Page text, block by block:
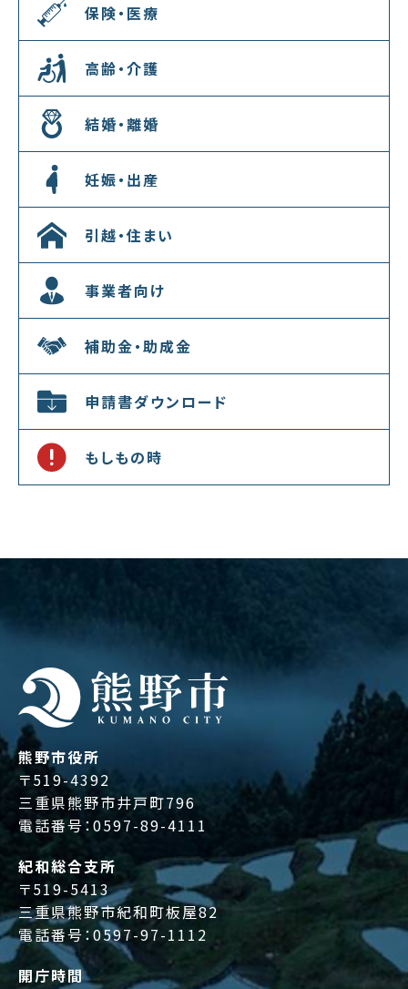
保険・医療
高齢・介護
結婚・離婚
妊娠・出産
引越・住まい
事業者向け
補助金・助成金
申請書ダウンロード
もしもの時
熊野市役所
〒519-4392
三重県熊野市井戸町796
電話番号：0597-89-4111
紀和総合支所
〒519-5413
三重県熊野市紀和町板屋82
電話番号：0597-97-1112
開庁時間